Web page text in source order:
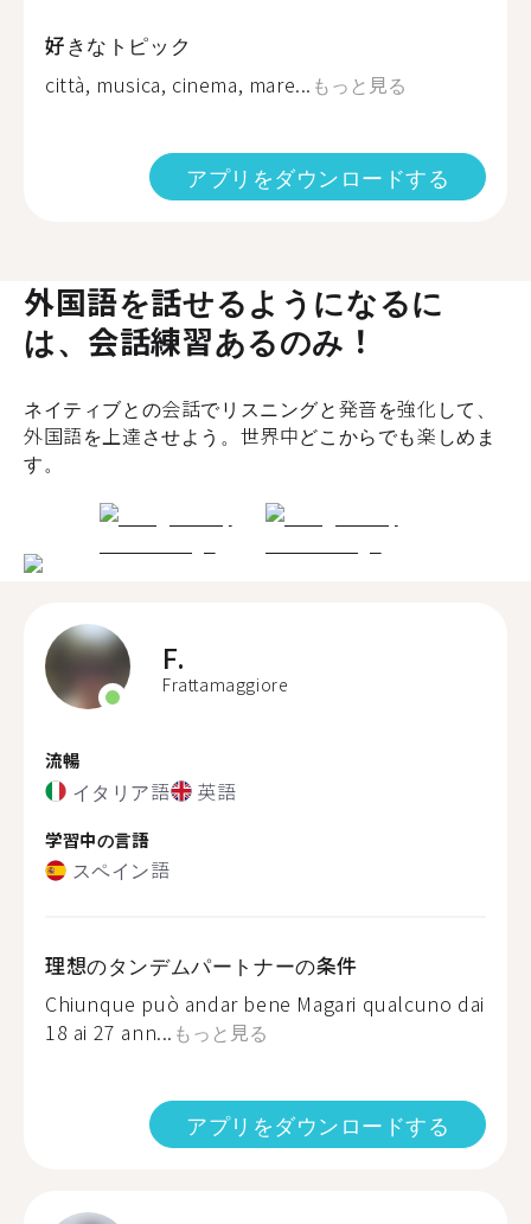
好きなトピック
città, musica, cinema, mare... もっと見る
アプリをダウンロードする
外国語を話せるようになるに
は、会話練習あるのみ！
ネイティブとの会話でリスニングと発音を強化して、
外国語を上達させよう。世界中どこからでも楽しめま
す。
F.
Frattamaggiore
流暢
イタリア語 英語
学習中の言語
スペイン語
理想のタンデムパートナーの条件
Chiunque può andar bene Magari qualcuno dai
18 ai 27 ann... もっと見る
アプリをダウンロードする